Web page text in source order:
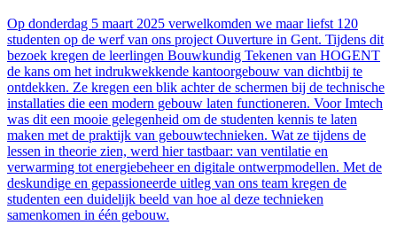
Op donderdag 5 maart 2025 verwelkomden we maar liefst 120
studenten op de werf van ons project Ouverture in Gent. Tijdens dit
bezoek kregen de leerlingen Bouwkundig Tekenen van HOGENT
de kans om het indrukwekkende kantoorgebouw van dichtbij te
ontdekken. Ze kregen een blik achter de schermen bij de technische
installaties die een modern gebouw laten functioneren. Voor Imtech
was dit een mooie gelegenheid om de studenten kennis te laten
maken met de praktijk van gebouwtechnieken. Wat ze tijdens de
lessen in theorie zien, werd hier tastbaar: van ventilatie en
verwarming tot energiebeheer en digitale ontwerpmodellen. Met de
deskundige en gepassioneerde uitleg van ons team kregen de
studenten een duidelijk beeld van hoe al deze technieken
samenkomen in één gebouw.